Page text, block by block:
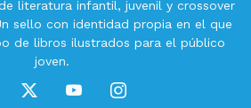
literatura infantil, juvenil y crossover
sello con identidad propia en el que
de libros ilustrados para el público
joven.